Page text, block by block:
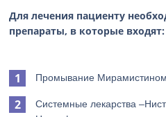
Для лечения пациенту
препараты, в которые входят:
Промывание Мирамистином.
Системные лекарства